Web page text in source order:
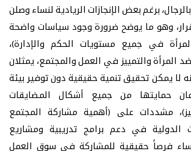
برغم بعض الإنجازات الريادية لنساء وصلن
وهو ما يوضح ضرورة وجود سياسات واضحة
في جميع مستويات الحكم والإدارة)،
المرأة والتمييز في العمل والمجتمع، يمثلان
لا يمكن تحقيق تنمية حقيقية دون توفير بيئة
حمايتها من جميع أشكال المضايقات
مشددات على (أهمية مشاركة المجتمع
الدولية في دعم برامج تدريبية ومشاريع
فرصاً حقيقية للمشاركة في سوق العمل